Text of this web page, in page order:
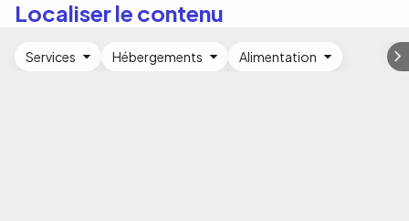
Localiser le contenu
Services Hébergements Alimentation